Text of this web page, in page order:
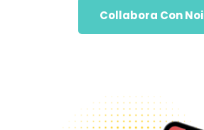
Collabora Con Noi